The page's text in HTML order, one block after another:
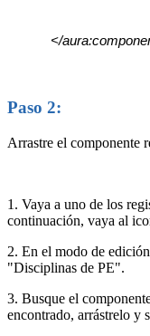
</
Paso 2:
Arrastre el componente
1. Vaya a uno de los
continuación, vaya al
2. En el modo de
"Disciplinas de PE".
3. Busque el
encontrado, arrástrelo y